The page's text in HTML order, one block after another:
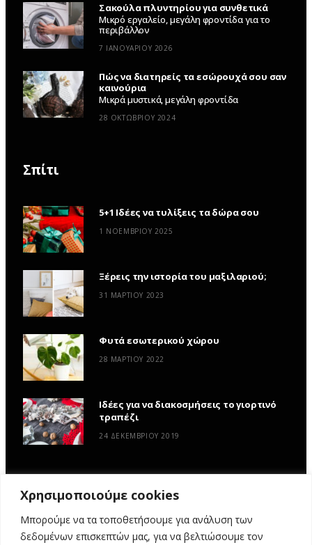
Χρησιμοποιούμε cookies
Μπορούμε να τα τοποθετήσουμε για ανάλυση των
δεδομένων επισκεπτών μας, για να βελτιώσουμε τον
Σακούλα πλυντηρίου για συνθετικά
Μικρό εργαλείο, μεγάλη φροντίδα για το
περιβάλλον
7 ΙΑΝΟΥΑΡΊΟΥ 2026
Πώς να διατηρείς τα εσώρουχά σου σαν
καινούρια
Μικρά μυστικά, μεγάλη φροντίδα
28 ΟΚΤΩΒΡΊΟΥ 2024
Σπίτι
5+1 Ιδέες να τυλίξεις τα δώρα σου
1 ΝΟΕΜΒΡΊΟΥ 2025
Ξέρεις την ιστορία του μαξιλαριού;
31 ΜΑΡΤΊΟΥ 2023
Φυτά εσωτερικού χώρου
28 ΜΑΡΤΊΟΥ 2022
Ιδέες για να διακοσμήσεις το γιορτινό
τραπέζι
24 ΔΕΚΕΜΒΡΊΟΥ 2019